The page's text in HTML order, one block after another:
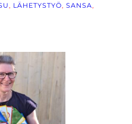
, LÄHETYSTYÖ, SANSA